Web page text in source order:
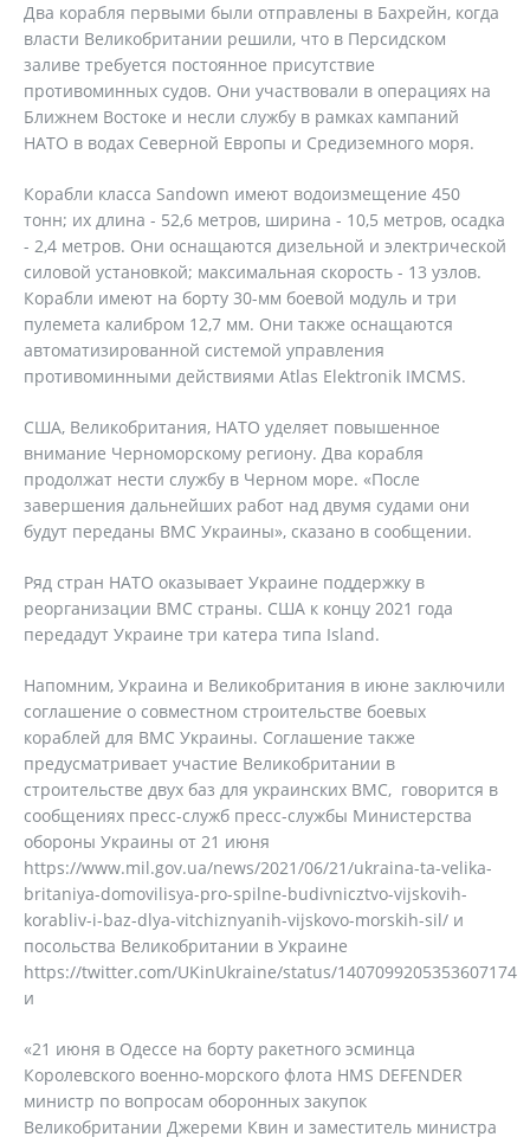
Два корабля первыми были отправлены в Бахрейн, когда
власти Великобритании решили, что в Персидском
заливе требуется постоянное присутствие
противоминных судов. Они участвовали в операциях на
Ближнем Востоке и несли службу в рамках кампаний
НАТО в водах Северной Европы и Средиземного моря.
Корабли класса Sandown имеют водоизмещение 450
тонн; их длина - 52,6 метров, ширина - 10,5 метров, осадка
- 2,4 метров. Они оснащаются дизельной и электрической
силовой установкой; максимальная скорость - 13 узлов.
Корабли имеют на борту 30-мм боевой модуль и три
пулемета калибром 12,7 мм. Они также оснащаются
автоматизированной системой управления
противоминными действиями Atlas Elektronik IMCMS.
США, Великобритания, НАТО уделяет повышенное
внимание Черноморскому региону. Два корабля
продолжат нести службу в Черном море. «После
завершения дальнейших работ над двумя судами они
будут переданы ВМС Украины», сказано в сообщении.
Ряд стран НАТО оказывает Украине поддержку в
реорганизации ВМС страны. США к концу 2021 года
передадут Украине три катера типа Island.
Напомним, Украина и Великобритания в июне заключили
соглашение о совместном строительстве боевых
кораблей для ВМС Украины. Соглашение также
предусматривает участие Великобритании в
строительстве двух баз для украинских ВМС, говорится в
сообщениях пресс-служб пресс-службы Министерства
обороны Украины от 21 июня
https://www.mil.gov.ua/news/2021/06/21/ukraina-ta-velika-
britaniya-domovilisya-pro-spilne-budivnicztvo-vijskovih-
korabliv-i-baz-dlya-vitchiznyanih-vijskovo-morskih-sil/ и
посольства Великобритании в Украине
https://twitter.com/UKinUkraine/status/1407099205353607174
и
«21 июня в Одессе на борту ракетного эсминца
Королевского военно-морского флота HMS DEFENDER
министр по вопросам оборонных закупок
Великобритании Джереми Квин и заместитель министра